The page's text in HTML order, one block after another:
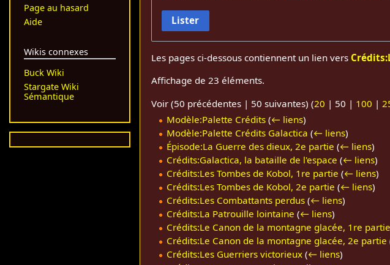
Lister
Les pages ci-dessous contiennent un lien vers
Affichage de 23 éléments.
Voir (50 précédentes | 50 suivantes) (20 | 50 | 100 |
Modèle:Palette Crédits (← liens)
Modèle:Palette Crédits Galactica (← liens)
Épisode:La Guerre des dieux, 2e partie (← liens)
Crédits:Galactica, la bataille de l'espace (← liens)
Crédits:Les Tombes de Kobol, 1re partie (← liens)
Crédits:Les Tombes de Kobol, 2e partie (← liens)
Crédits:Les Combattants perdus (← liens)
Crédits:La Patrouille lointaine (← liens)
Crédits:Le Canon de la montagne glacée, 1re partie
Crédits:Le Canon de la montagne glacée, 2e partie
Crédits:Les Guerriers victorieux (← liens)
Page au hasard
Aide
Wikis connexes
Buck Wiki
Stargate Wiki
Sémantique